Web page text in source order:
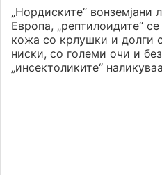
„Нордиските“ вонземјани
Европа, „рептилоидите“
кожа со крлушки и долги
ниски, со големи очи и
„инсектоликите“